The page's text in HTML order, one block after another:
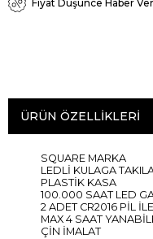
Fiyat Düşünce Haber Ver
ÜRÜN ÖZELLIKLERI
SQUARE MARKA
LEDLİ KULAGA
PLASTİK KASA
100.000 SAAT LED
2 ADET CR2016 PİL
MAX 4 SAAT
ÇİN İMALAT